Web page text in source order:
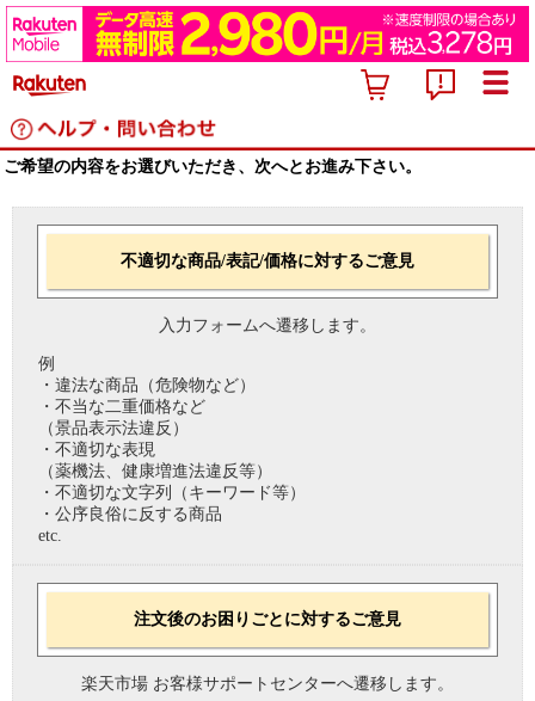
ご希望の内容をお選びいただき、次へとお進み下さい。
不適切な商品/表記/価格に対するご意見
入力フォームへ遷移します。
例
・違法な商品（危険物など）
・不当な二重価格など
（景品表示法違反）
・不適切な表現
（薬機法、健康増進法違反等）
・不適切な文字列（キーワード等）
・公序良俗に反する商品
etc.
注文後のお困りごとに対するご意見
楽天市場 お客様サポートセンターへ遷移します。